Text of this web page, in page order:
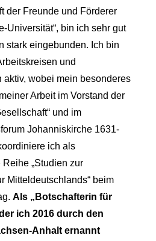
der Freunde und Förderer
Universität“, bin ich sehr gut
stark eingebunden. Ich bin
und
aktiv, wobei mein besonderes
Arbeit im Vorstand der
und im
Johanniskirche 1631-
ich als
„Studien zur
Mitteldeutschlands“ beim
Als „Botschafterin für
ich 2016 durch den
Anhalt ernannt